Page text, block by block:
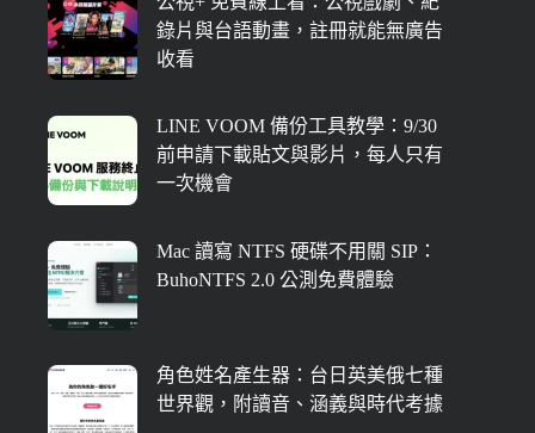
錄片與台語動畫，註冊就能無廣告
收看
LINE VOOM 備份工具教學：9/30
前申請下載貼文與影片，每人只有
一次機會
Mac 讀寫 NTFS 硬碟不用關 SIP：
BuhoNTFS 2.0 公測免費體驗
角色姓名產生器：台日英美俄七種
世界觀，附讀音、涵義與時代考據